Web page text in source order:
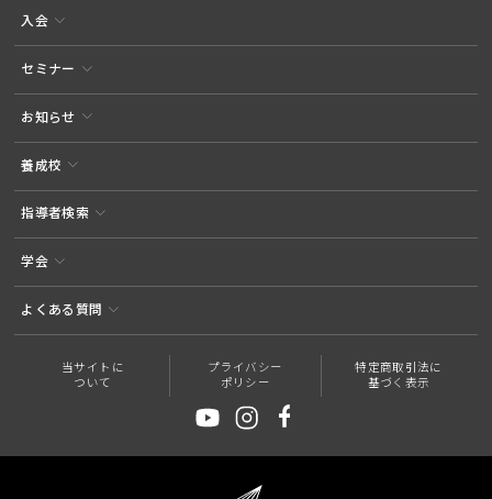
入会
セミナー
お知らせ
養成校
指導者検索
学会
よくある質問
当サイトに
ついて
プライバシー
ポリシー
特定商取引法に
基づく表示